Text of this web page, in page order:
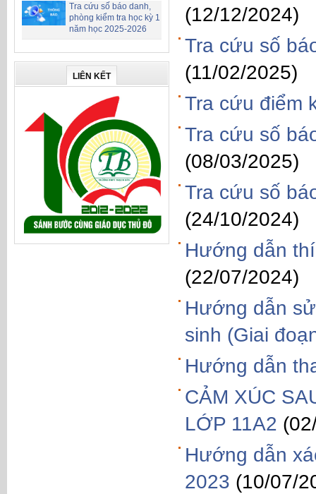
Tra cứu số báo danh,
phòng kiểm tra học kỳ 1
năm học 2025-2026
LIÊN KẾT
(12/12/2024)
Tra cứu số
(11/02/2025)
Tra cứu điểm
Tra cứu số
(08/03/2025)
Tra cứu số
(24/10/2024)
Hướng dẫn
(22/07/2024)
Hướng dẫn
sinh (Giai
Hướng dẫn
CẢM XÚC
LỚP 11A2
Hướng dẫn
2023 (10/07/